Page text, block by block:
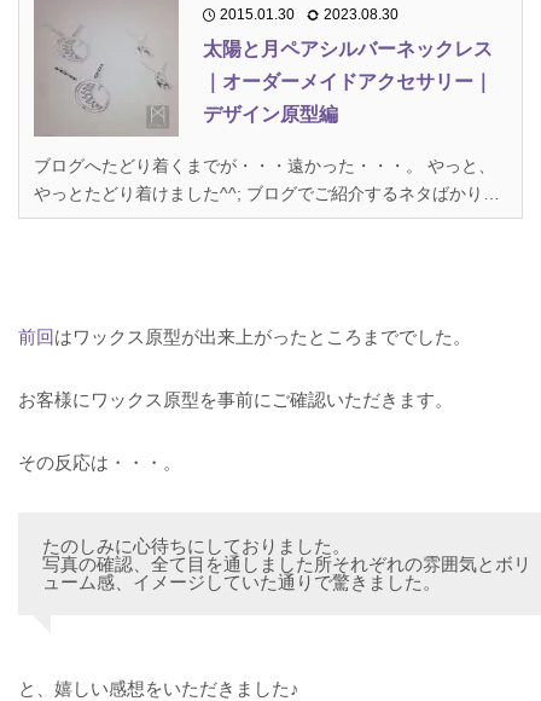
2015.01.30 2023.08.30
太陽と月ペアシルバーネックレス
｜オーダーメイドアクセサリー｜
デザイン原型編
ブログへたどり着くまでが・・・遠かった・・・。 やっと、
やっとたどり着けました^^; ブログでご紹介するネタばかり溜
まる一方。 な状況を解消すべくＰＣに向かっております。 さ
前回はワックス原型が出来上がったところまででした。
お客様にワックス原型を事前にご確認いただきます。
その反応は・・・。
たのしみに心待ちにしておりました。
写真の確認、全て目を通しました所それぞれの雰囲気とボリ
ューム感、イメージしていた通りで驚きました。
と、嬉しい感想をいただきました♪